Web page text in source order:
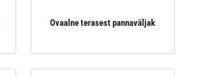
Ovaalne terasest pannaväljak